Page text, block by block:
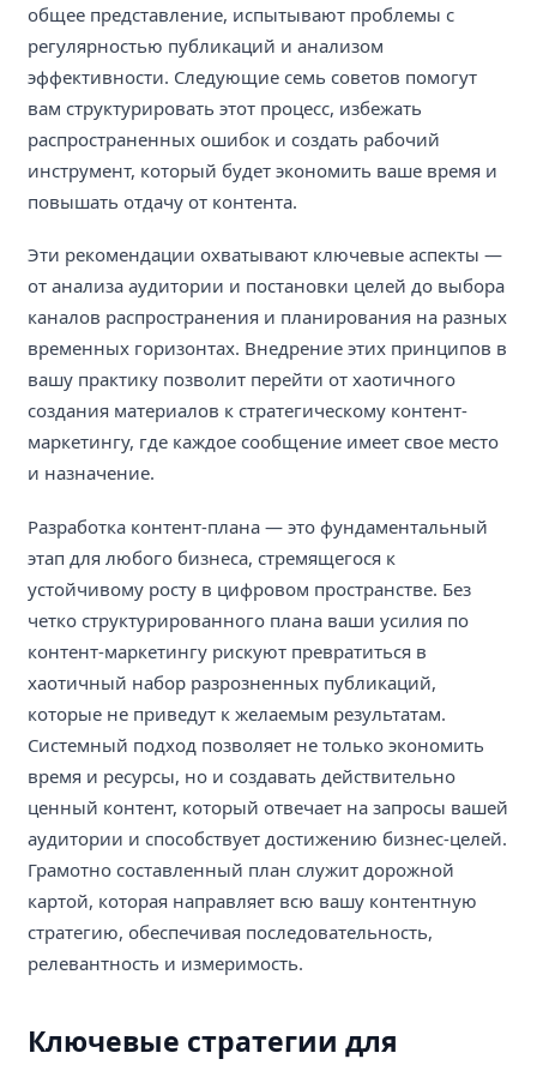
общее представление, испытывают проблемы с
регулярностью публикаций и анализом
эффективности. Следующие семь советов помогут
вам структурировать этот процесс, избежать
распространенных ошибок и создать рабочий
инструмент, который будет экономить ваше время и
повышать отдачу от контента.
Эти рекомендации охватывают ключевые аспекты —
от анализа аудитории и постановки целей до выбора
каналов распространения и планирования на разных
временных горизонтах. Внедрение этих принципов в
вашу практику позволит перейти от хаотичного
создания материалов к стратегическому контент-
маркетингу, где каждое сообщение имеет свое место
и назначение.
Разработка контент-плана — это фундаментальный
этап для любого бизнеса, стремящегося к
устойчивому росту в цифровом пространстве. Без
четко структурированного плана ваши усилия по
контент-маркетингу рискуют превратиться в
хаотичный набор разрозненных публикаций,
которые не приведут к желаемым результатам.
Системный подход позволяет не только экономить
время и ресурсы, но и создавать действительно
ценный контент, который отвечает на запросы вашей
аудитории и способствует достижению бизнес-целей.
Грамотно составленный план служит дорожной
картой, которая направляет всю вашу контентную
стратегию, обеспечивая последовательность,
релевантность и измеримость.
Ключевые стратегии для